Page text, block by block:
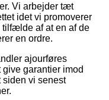
Vi arbejder tæt
idet vi promoverer
tilfælde af at en af de
en ordre.
ajourføres
garantier imod
siden vi senest